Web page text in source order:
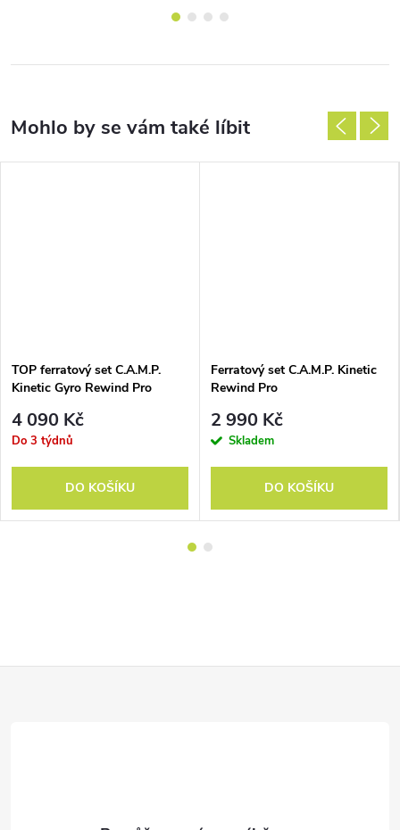
TOP ferratový set C.A.M.P.
Kinetic Gyro Rewind Pro
4 090 Kč
Do 3 týdnů
DO KOŠÍKU
Ferratový set C.A.M.P. Kinetic
Rewind Pro
2 990 Kč
Skladem
DO KOŠÍKU